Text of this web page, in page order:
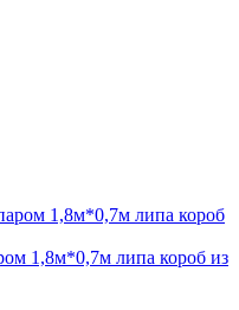
1,8м*0,7м липа короб из